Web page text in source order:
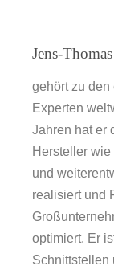
Jens-
gehört zu den
Experten
Jahren hat er
Hersteller
und
realisiert und
optimiert. Er
Schnittstellen